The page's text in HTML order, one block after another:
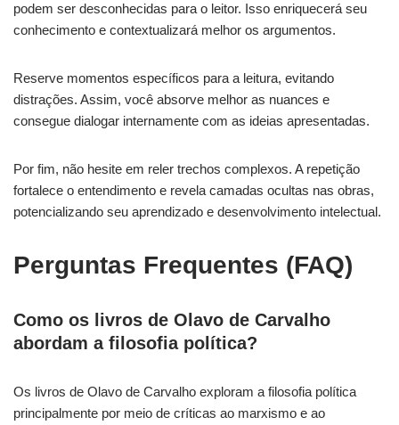
podem ser desconhecidas para o leitor. Isso enriquecerá seu
conhecimento e contextualizará melhor os argumentos.
Reserve momentos específicos para a leitura, evitando
distrações. Assim, você absorve melhor as nuances e
consegue dialogar internamente com as ideias apresentadas.
Por fim, não hesite em reler trechos complexos. A repetição
fortalece o entendimento e revela camadas ocultas nas obras,
potencializando seu aprendizado e desenvolvimento intelectual.
Perguntas Frequentes (FAQ)
Como os livros de Olavo de Carvalho
abordam a filosofia política?
Os livros de Olavo de Carvalho exploram a filosofia política
principalmente por meio de críticas ao marxismo e ao